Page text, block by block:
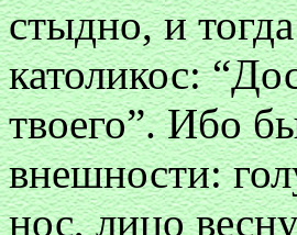
стыдно, и
католикос:
твоего”. Ибо
внешности:
нос, лицо